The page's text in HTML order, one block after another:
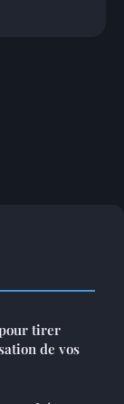
tirer
de vos